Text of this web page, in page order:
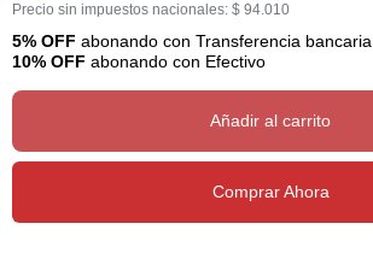
Precio sin impuestos nacionales: $ 94.010
5% OFF abonando con Transferencia bancaria
10% OFF abonando con Efectivo
Añadir al carrito
Comprar Ahora